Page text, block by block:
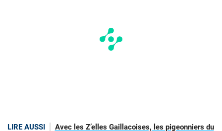
LIRE AUSSI
Avec les Z’elles Gaillacoises, les pigeonniers du